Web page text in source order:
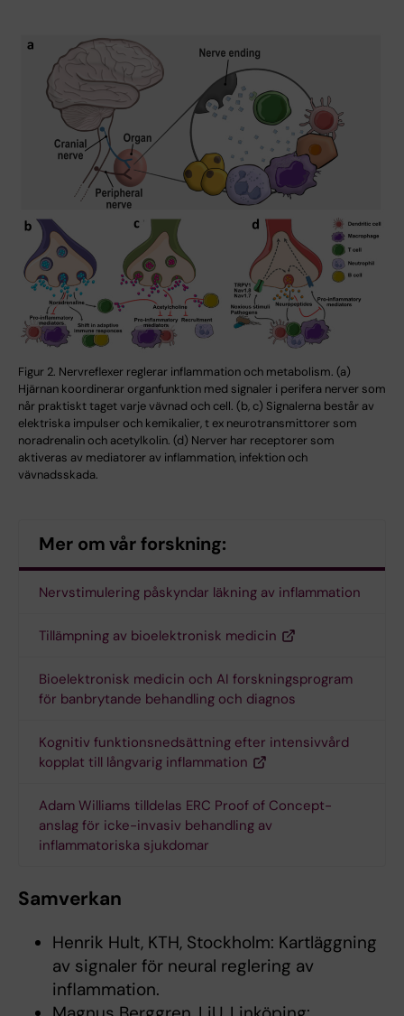
Figur 2. Nervreflexer reglerar inflammation och metabolism. (a)
Hjärnan koordinerar organfunktion med signaler i perifera nerver som
når praktiskt taget varje vävnad och cell. (b, c) Signalerna består av
elektriska impulser och kemikalier, t ex neurotransmittorer som
noradrenalin och acetylkolin. (d) Nerver har receptorer som
aktiveras av mediatorer av inflammation, infektion och
vävnadsskada.
Mer om vår forskning:
Nervstimulering påskyndar läkning av inflammation
Tillämpning av bioelektronisk medicin
Bioelektronisk medicin och AI forskningsprogram
för banbrytande behandling och diagnos
Kognitiv funktionsnedsättning efter intensivvård
kopplat till långvarig inflammation
Adam Williams tilldelas ERC Proof of Concept-
anslag för icke-invasiv behandling av
inflammatoriska sjukdomar
Samverkan
Henrik Hult, KTH, Stockholm: Kartläggning
av signaler för neural reglering av
inflammation.